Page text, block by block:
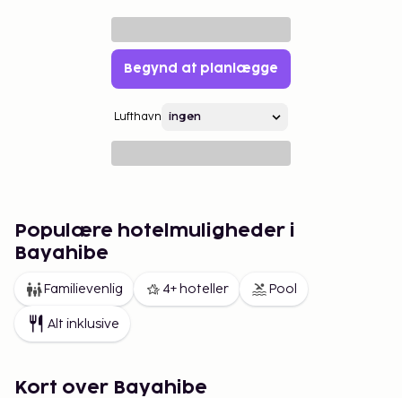
Begynd at planlægge
Lufthavn
Populære hotelmuligheder i
Bayahibe
Familievenlig 4+ hoteller Pool
Alt inklusive
Kort over Bayahibe